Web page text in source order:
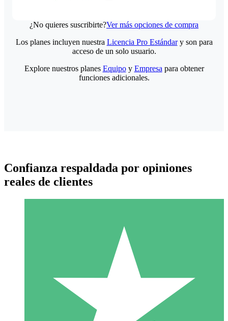
¿No quieres suscribirte?Ver más opciones de compra
Paquetes de Créditos Individuales
Paga según el uso con créditos de descarga. Sin compromiso
Los planes incluyen nuestra Licencia Pro Estándary son para
acceso de un solo usuario.
Explore nuestros planes Equipoy Empresa para obtener
funciones adicionales.
Confianza respaldada por opiniones
reales de clientes